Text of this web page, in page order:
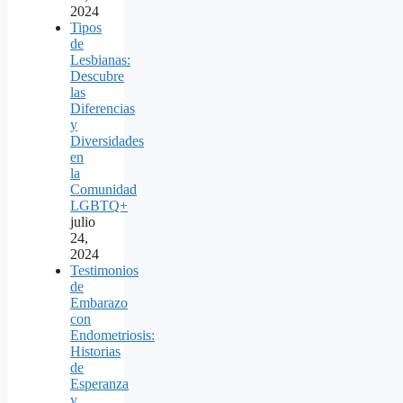
2024
Tipos
de
Lesbianas:
Descubre
las
Diferencias
y
Diversidades
en
la
Comunidad
LGBTQ+
julio
24,
2024
Testimonios
de
Embarazo
con
Endometriosis:
Historias
de
Esperanza
y